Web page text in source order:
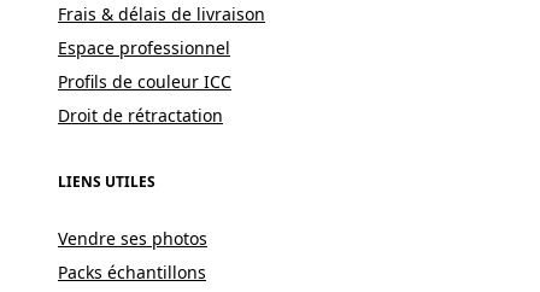
Frais & délais de livraison
Espace professionnel
Profils de couleur ICC
Droit de rétractation
LIENS UTILES
Vendre ses photos
Packs échantillons